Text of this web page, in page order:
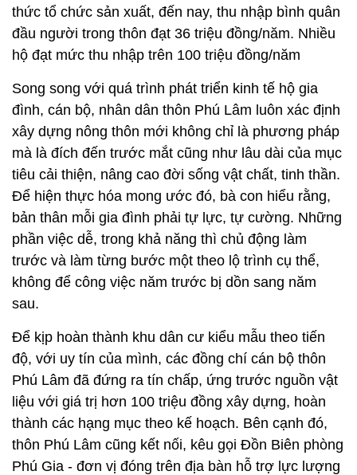
thức tổ chức sản xuất, đến nay, thu nhập bình quân
đầu người trong thôn đạt 36 triệu đồng/năm. Nhiều
hộ đạt mức thu nhập trên 100 triệu đồng/năm
Song song với quá trình phát triển kinh tế hộ gia
đình, cán bộ, nhân dân thôn Phú Lâm luôn xác định
xây dựng nông thôn mới không chỉ là phương pháp
mà là đích đến trước mắt cũng như lâu dài của mục
tiêu cải thiện, nâng cao đời sống vật chất, tinh thần.
Để hiện thực hóa mong ước đó, bà con hiểu rằng,
bản thân mỗi gia đình phải tự lực, tự cường. Những
phần việc dễ, trong khả năng thì chủ động làm
trước và làm từng bước một theo lộ trình cụ thể,
không để công việc năm trước bị dồn sang năm
sau.
Để kịp hoàn thành khu dân cư kiểu mẫu theo tiến
độ, với uy tín của mình, các đồng chí cán bộ thôn
Phú Lâm đã đứng ra tín chấp, ứng trước nguồn vật
liệu với giá trị hơn 100 triệu đồng xây dựng, hoàn
thành các hạng mục theo kế hoạch. Bên cạnh đó,
thôn Phú Lâm cũng kết nối, kêu gọi Đồn Biên phòng
Phú Gia - đơn vị đóng trên địa bàn hỗ trợ lực lượng